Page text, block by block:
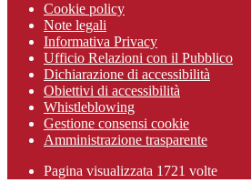
Cookie policy
Note legali
Informativa Privacy
Ufficio Relazioni con il Pubblico
Dichiarazione di accessibilità
Obiettivi di accessibilità
Whistleblowing
Gestione consensi cookie
Amministrazione trasparente
Pagina visualizzata 1721 volte